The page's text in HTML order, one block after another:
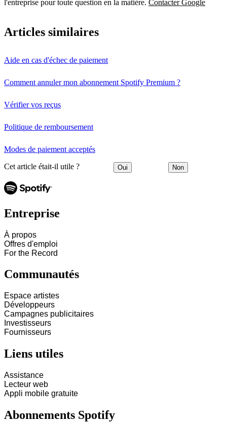
l'entreprise pour toute question en la matière. Contacter Google
Articles similaires
Aide en cas d'échec de paiement
Comment annuler mon abonnement Spotify Premium ?
Vérifier vos reçus
Politique de remboursement
Modes de paiement acceptés
Cet article était-il utile ? Oui Non
Entreprise
À propos
Offres d'emploi
For the Record
Communautés
Espace artistes
Développeurs
Campagnes publicitaires
Investisseurs
Fournisseurs
Liens utiles
Assistance
Lecteur web
Appli mobile gratuite
Abonnements Spotify